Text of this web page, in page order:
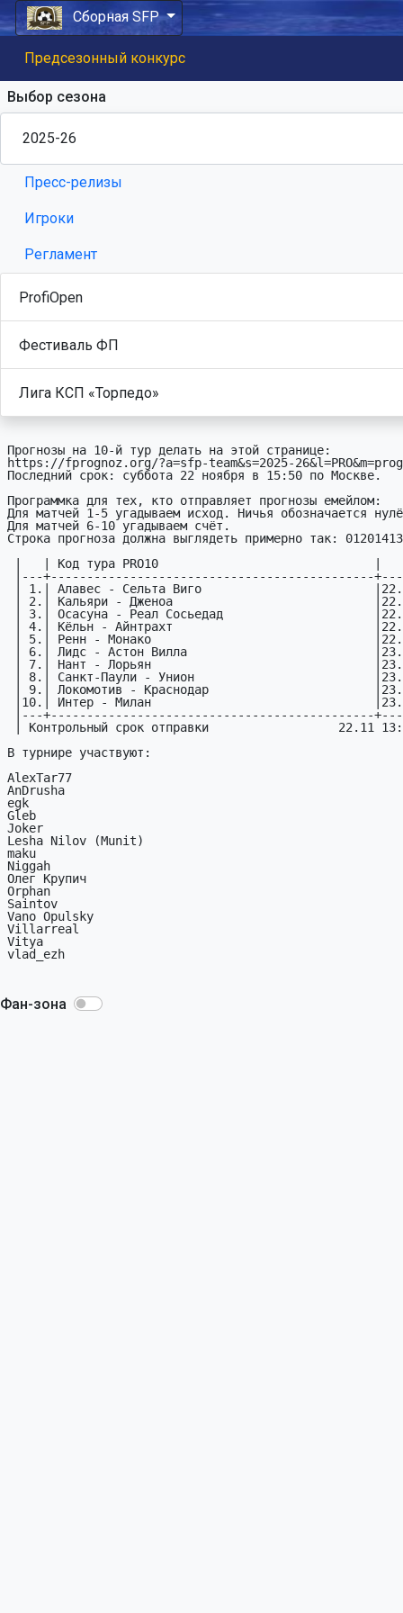
Сборная SFP
Предсезонный конкурс
Выбор сезона
Пресс-релизы
Игроки
Регламент
ProfiOpen
Фестиваль ФП
Лига КСП «Торпедо»
Прогнозы на 10-й тур делать на этой странице:
https://fprognoz.org/?a=sfp-team&s=2025-
Последний срок: суббота 22 ноября в 15:50 по Москве.
Программка для тех, кто отправляет прогнозы емейлом:
Для матчей 1-5 угадываем исход. Ничья обозначается
Для матчей 6-10 угадываем счёт.
Строка прогноза должна выглядеть примерно так:
В турнире участвуют:
AlexTar77
AnDrusha
egk
Gleb
Joker
Lesha Nilov (Munit)
maku
Niggah
Олег Крупич
Orphan
Saintov
Vano Opulsky
Villarreal
Vitya
vlad_ezh
Фан-зона